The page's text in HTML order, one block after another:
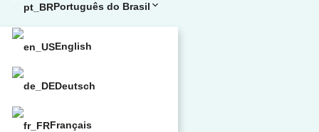
Português do Brasil
English
Deutsch
Français